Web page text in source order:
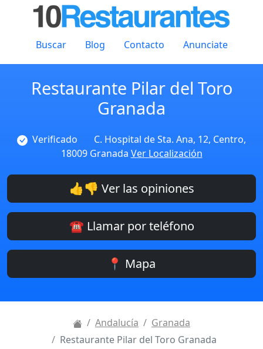
Buscar Blog Contacto Anunciate
Restaurante Pilar del Toro
Granada
Verificado
C. Hospital de Sta. Ana, 12, Centro,
18009 Granada Ver Localización
👍👎 Ver las opiniones
☎️ Llamar por teléfono
📍 Mapa
Andalucía
Granada
Restaurante Pilar del Toro Granada